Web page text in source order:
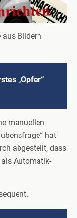
Bildern
„Opfer“
manuellen
hat
abgestellt, dass
Automatik-